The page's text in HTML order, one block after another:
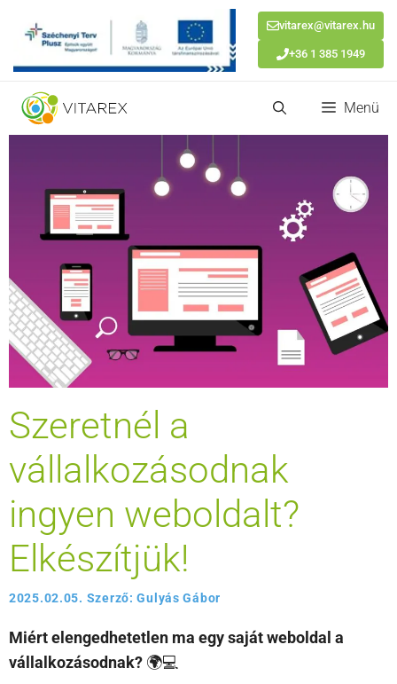
vitarex@vitarex.hu
+36 1 385 1949
Kilépés
Menü
Szeretnél a
vállalkozásodnak
ingyen weboldalt?
Elkészítjük!
2025.02.05. Szerző:Gulyás Gábor
Miért elengedhetetlen ma egy saját weboldal a
vállalkozásodnak? 🌍💻